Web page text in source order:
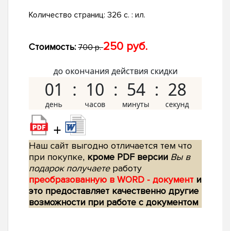
Количество страниц: 326 с. : ил.
Стоимость: 700 р.250 руб.
до окончания действия скидки
01 10 54 27
+
Наш сайт выгодно отличается тем что
при покупке, кроме PDF версии Вы в
подарок получаетеработу
преобразованную в WORD - документ и
это предоставляет качественно другие
возможности при работе с документом